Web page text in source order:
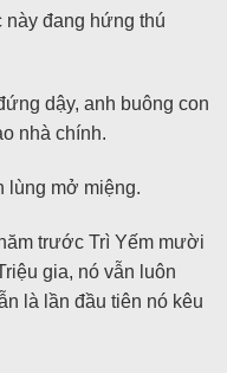
này đang hứng thú
dậy, anh buông con
nhà chính.
lùng mở miệng.
trước Trì Yếm mười
gia, nó vẫn luôn
là lần đầu tiên nó kêu